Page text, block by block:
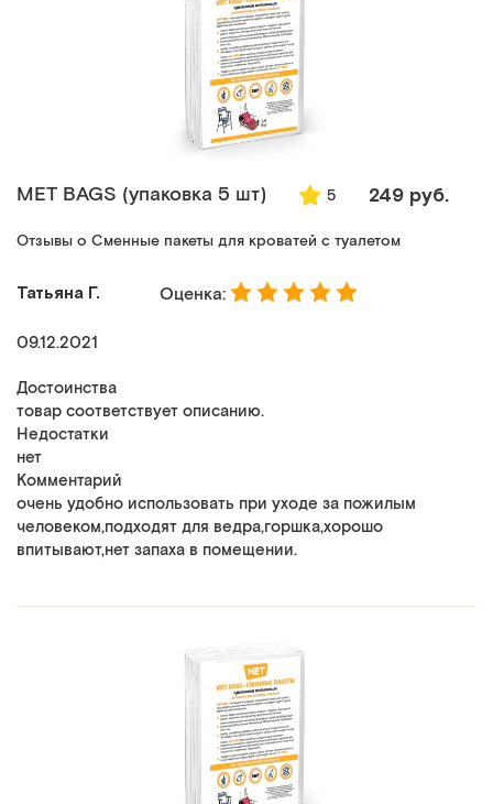
MET BAGS (упаковка 5 шт) 5 249 руб.
Отзывы о Сменные пакеты для кроватей с туалетом
Татьяна Г. Оценка:
09.12.2021
Достоинства
товар соответствует описанию.
Недостатки
нет
Комментарий
очень удобно использовать при уходе за пожилым
человеком,подходят для ведра,горшка,хорошо
впитывают,нет запаха в помещении.